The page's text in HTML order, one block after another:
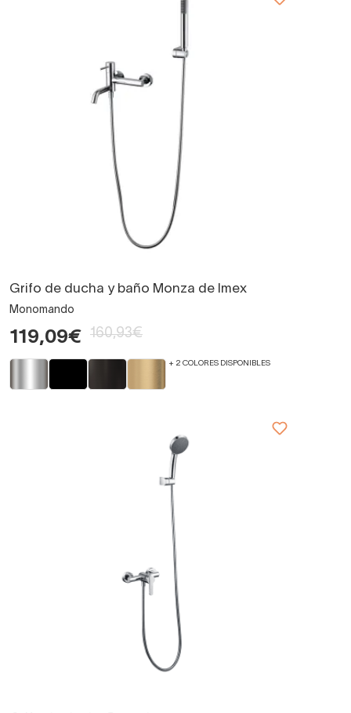
Grifo de ducha y baño Monza de Imex
Monomando
119,09€ 160,93€
+ 2 COLORES DISPONIBLES